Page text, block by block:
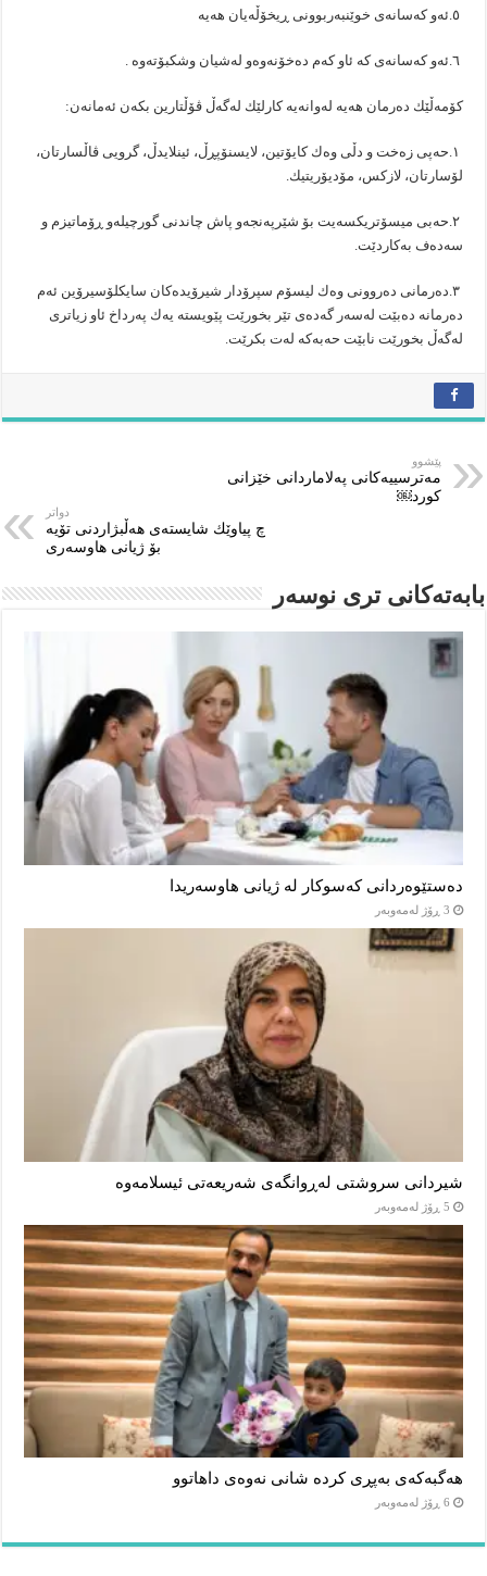
‎٦.ئەو كەسانەی كە ئاو كەم دەخۆنەوەو لەشیان وشكبۆتەوە .
‎كۆمەڵێك دەرمان هەیە لەوانەیە كارلێك لەگەڵ ڤۆڵتارین بكەن ئەمانەن:
‎۱.حەپی زەخت و دڵی وەك كایۆتین، لایسنۆپڕڵ، ئینلایدڵ، گرویی ڤاڵسارتان،
لۆسارتان، لازكس، مۆدیۆریتیك.
‎۲.حەبی میسۆتریكسەیت بۆ شێرپەنجەو پاش چاندنی گورچیلەو ڕۆماتیزم و
سەدەف بەكاردێت.
‎۳.دەرمانی دەروونی وەك لیسۆم ‎سپرۆدار ‎شیرۆیدەكان ‎سایكلۆسیرۆین ‎ئەم
دەرمانە دەبێت لەسەر گەدەی تێر بخورێت پێویستە یەك پەرداخ ئاو زیاتری
لەگەڵ بخورێت ‎نابێت حەبەكە لەت بكرێت.
پێشوو
مەترسییەکانی پەلاماردانی خێزانی
کورد￼
دواتر
چ پیاوێك شایسته‌ی هه‌ڵبژاردنی تۆیه‌
بۆ ژیانی هاوسه‌ری
بابەتەکانى ترى نوسەر
دەستێوەردانی کەسوکار لە ژیانی هاوسەریدا
3 ڕۆژ لەمەوبەر
شیردانی سروشتی لەڕوانگەی شەریعەتی ئیسلامەوە
5 ڕۆژ لەمەوبەر
هەگبەکەی بەپڕی کردە شانی نەوەی داهاتوو
6 ڕۆژ لەمەوبەر